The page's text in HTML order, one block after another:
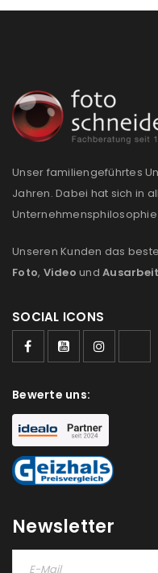
E-Mail-Adresse
Ein Link zum Erstellen
deine E-Mail-Adresse
NEWSLETTER
us
Ich stimme zu
Ja, ich möchte ein
REGISTRIEREN
Unser familiengeführtes
Jahren. Dabei hat sich in
Unseren Kunden das
Foto, Video und
SOCIAL ICONS
Bewerte uns:
Newsletter